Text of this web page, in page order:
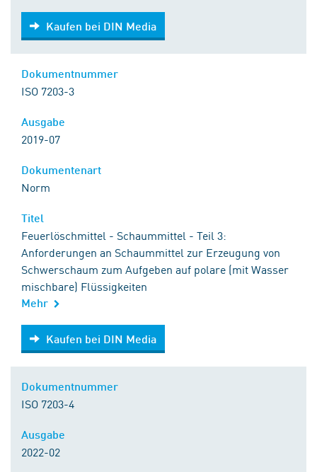
Kaufen bei DIN Media
Kaufen bei DIN Media
ISO 7203-3
2019-07
Norm
Feuerlöschmittel - Schaummittel - Teil 3:
Anforderungen an Schaummittel zur Erzeugung von
Schwerschaum zum Aufgeben auf polare (mit Wasser
mischbare) Flüssigkeiten
Mehr
Kaufen bei DIN Media
Kaufen bei DIN Media
ISO 7203-4
2022-02